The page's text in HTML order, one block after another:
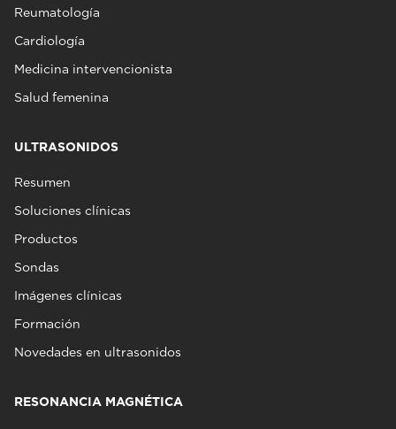
Reumatología
Cardiología
Medicina intervencionista
Salud femenina
ULTRASONIDOS
Resumen
Soluciones clínicas
Productos
Sondas
Imágenes clínicas
Formación
Novedades en ultrasonidos
RESONANCIA MAGNÉTICA